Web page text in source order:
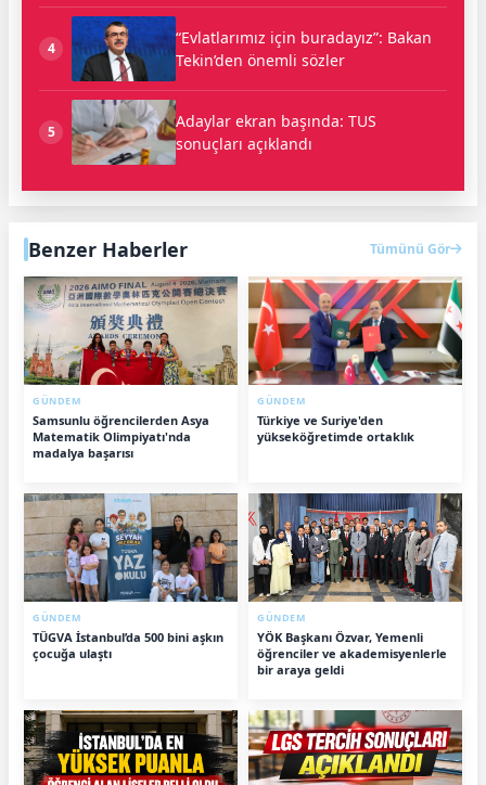
4
“Evlatlarımız için buradayız”: Bakan
Tekin’den önemli sözler
5
Adaylar ekran başında: TUS
sonuçları açıklandı
Benzer Haberler Tümünü Gör
GÜNDEM
Samsunlu öğrencilerden Asya
Matematik Olimpiyatı'nda
madalya başarısı
GÜNDEM
Türkiye ve Suriye'den
yükseköğretimde ortaklık
GÜNDEM
TÜGVA İstanbul’da 500 bini aşkın
çocuğa ulaştı
GÜNDEM
YÖK Başkanı Özvar, Yemenli
öğrenciler ve akademisyenlerle
bir araya geldi